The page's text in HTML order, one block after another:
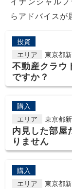
らアドバイスが
投資
エリア
東京都
不動産クラウ
ですか？
購入
エリア
東京都
内見した部屋
りません
購入
エリア
東京都